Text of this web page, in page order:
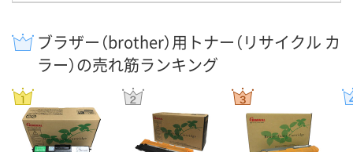
ブラザー（brother）用トナー（リサイクル カ
ラー）の売れ筋ランキング